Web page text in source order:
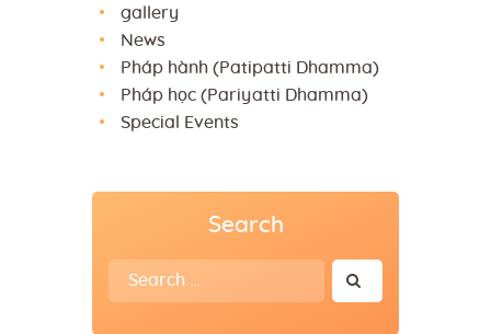
gallery
News
Pháp hành (Patipatti Dhamma)
Pháp học (Pariyatti Dhamma)
Special Events
Search
Search
for: